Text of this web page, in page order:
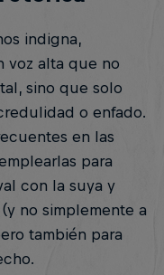
indigna,
voz alta que no
sino que solo
o enfado.
en las
para
con la suya y
no simplemente a
también para